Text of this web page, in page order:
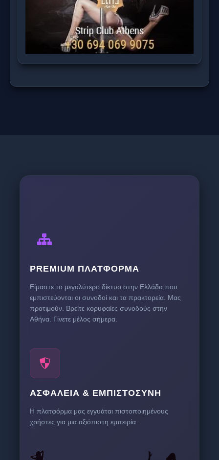
PREMIUM ΠΛΑΤΦΌΡΜΑ
Είμαστε το μεγαλύτερο δίκτυο στην Ελλάδα που
εμπιστεύονται οι συνοδοί και τα πρακτορεία. Μας
προτιμούν. Βρείτε κορυφαίες συνοδούς στην
Αθήνα. Γίνετε μέλος σήμερα.
ΑΣΦΆΛΕΙΑ & ΕΜΠΙΣΤΟΣΎΝΗ
Η πλατφόρμα μας εγγυάται πιστοποιημένους
χρήστες για μια αξιόπιστη εμπειρία.